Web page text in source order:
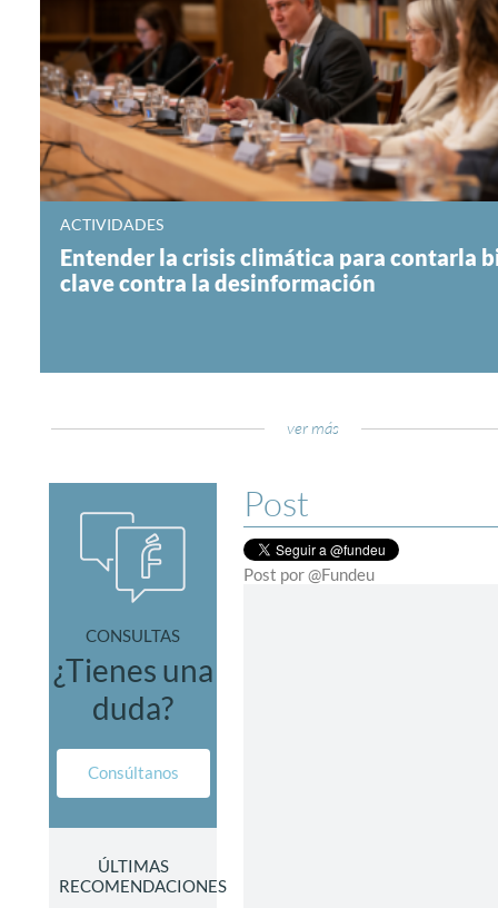
ACTIVIDADES
Entender la crisis climática para contarla
clave contra la desinformación
ver más
CONSULTAS
¿Tienes una
duda?
Consúltanos
ÚLTIMAS
RECOMENDACIONES
Post
Post por @Fundeu